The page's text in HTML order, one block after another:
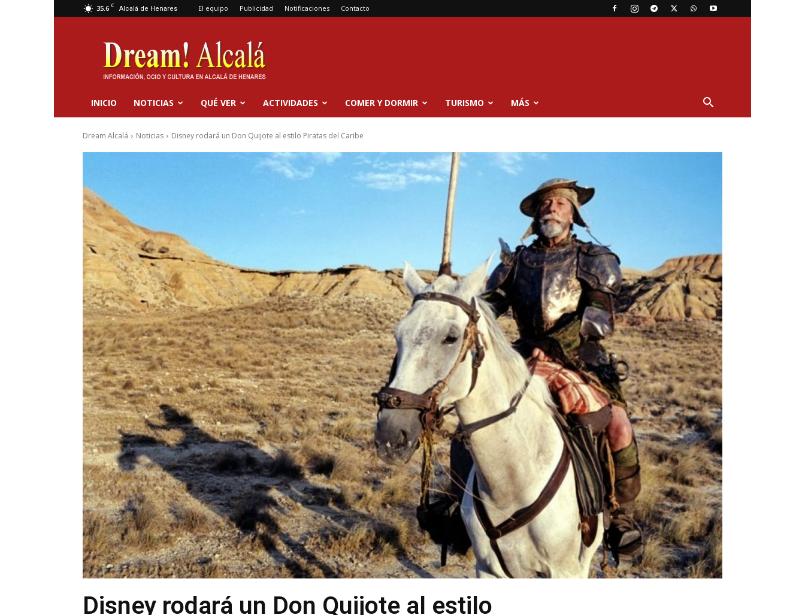
35.6 C Alcalá de Henares El equipo Publicidad Notificaciones Contacto
Dream
Alcalá
INICIO NOTICIAS QUÉ VER ACTIVIDADES COMER Y DORMIR TURISMO MÁS
Dream Alcalá Noticias Disney rodará un Don Quijote al estilo Piratas del Caribe
Disney rodará un Don Quijote al estilo